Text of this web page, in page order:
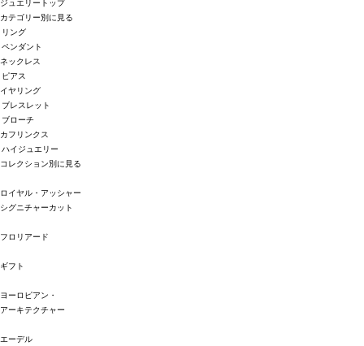
ジュエリートップ
カテゴリー別に見る
リング
ペンダント
ネックレス
ピアス
イヤリング
ブレスレット
ブローチ
カフリンクス
ハイジュエリー
コレクション別に見る
ロイヤル・アッシャー
シグニチャーカット
フロリアード
ギフト
ヨーロピアン・
アーキテクチャー
エーデル